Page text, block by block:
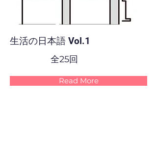
生活の日本語 Vol.1
全25回
Read More